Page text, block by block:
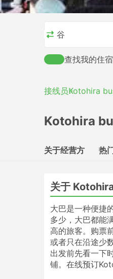
曼谷
查找我的住宿
接线员Kotohira
Kotohira
关于经营方
热
关于
大巴是一种便捷
多少，大巴都能
高的旅客。购票
或者只在沿途少
出发前先看一下
铺。在线预订